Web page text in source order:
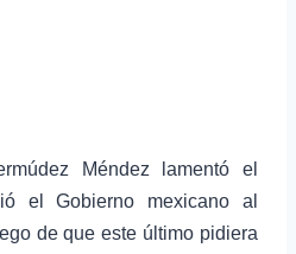
Méndez lamentó el
el Gobierno mexicano al
de que este último pidiera